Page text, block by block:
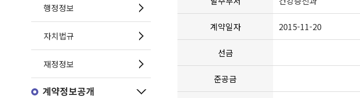
행정정보
자치법규
재정정보
계약정보공개
계약일자 2015-11-20
선금
준공금